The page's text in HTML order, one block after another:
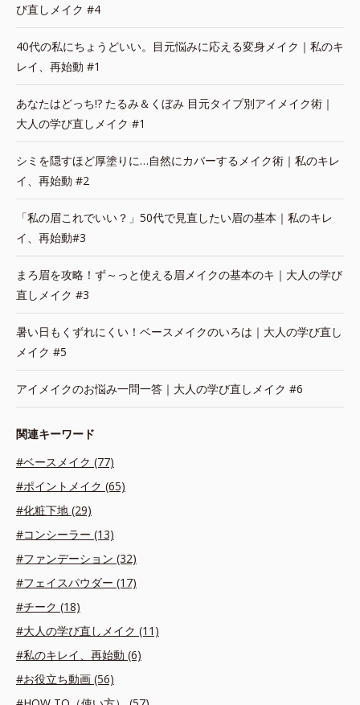
び直しメイク #4
40代の私にちょうどいい。目元悩みに応える変身メイク｜私のキ
レイ、再始動 #1
あなたはどっち!? たるみ＆くぼみ 目元タイプ別アイメイク術｜
大人の学び直しメイク #1
シミを隠すほど厚塗りに…自然にカバーするメイク術｜私のキレ
イ、再始動 #2
「私の眉これでいい？」50代で見直したい眉の基本｜私のキレ
イ、再始動#3
まろ眉を攻略！ず～っと使える眉メイクの基本のキ｜大人の学び
直しメイク #3
暑い日もくずれにくい！ベースメイクのいろは｜大人の学び直し
メイク #5
アイメイクのお悩み一問一答｜大人の学び直しメイク #6
関連キーワード
#ベースメイク (77)
#ポイントメイク (65)
#化粧下地 (29)
#コンシーラー (13)
#ファンデーション (32)
#フェイスパウダー (17)
#チーク (18)
#大人の学び直しメイク (11)
#私のキレイ、再始動 (6)
#お役立ち動画 (56)